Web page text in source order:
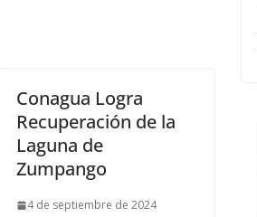
Conagua Logra
Recuperación de la
Laguna de
Zumpango
4 de septiembre de 2024